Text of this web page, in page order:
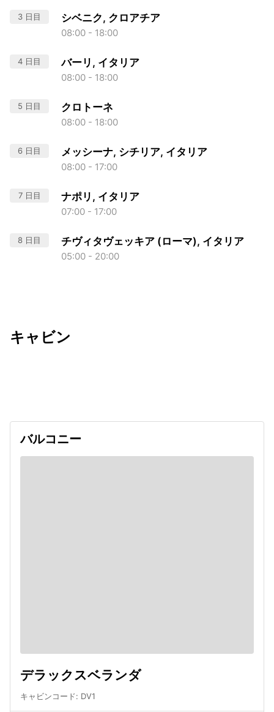
3 日目 シベニク, クロアチア
08:00 - 18:00
4 日目 バーリ, イタリア
08:00 - 18:00
5 日目 クロトーネ
08:00 - 18:00
6 日目 メッシーナ, シチリア, イタリア
08:00 - 17:00
7 日目 ナポリ, イタリア
07:00 - 17:00
8 日目 チヴィタヴェッキア (ローマ), イタリア
05:00 - 20:00
キャビン
バルコニー
デラックスベランダ
キャビンコード: DV1